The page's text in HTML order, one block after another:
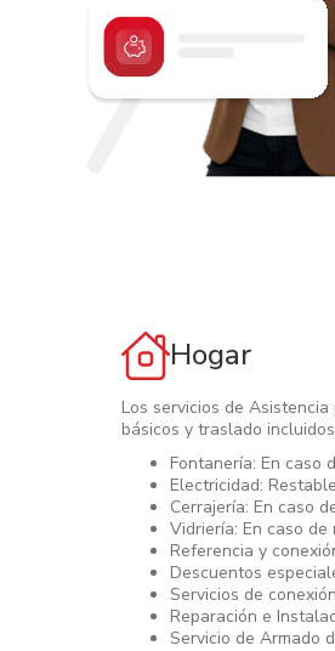
Hogar
Los servicios de
básicos y traslado
Fontanería: En caso
Electricidad:
Cerrajería: En caso
Vidriería: En caso
Referencia y
Descuentos
Servicios de
Reparación e
Servicio de Armado